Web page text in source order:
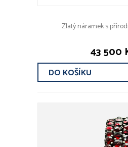
Zlatý náramek s
43 500
DO KOŠÍKU